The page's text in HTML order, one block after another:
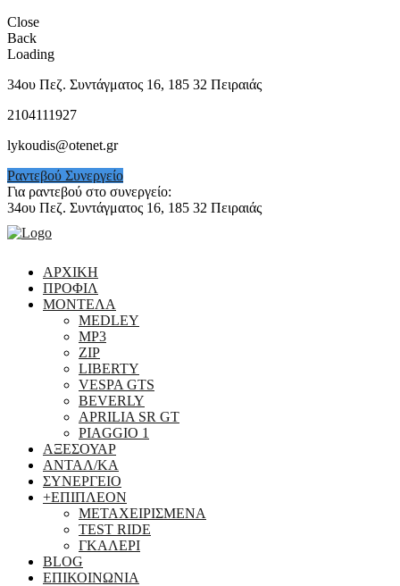
Close
Back
Loading
34ου Πεζ. Συντάγματος 16, 185 32 Πειραιάς
2104111927
lykoudis@otenet.gr
Ραντεβού Συνεργείο
Για ραντεβού στο συνεργείο:
34ου Πεζ. Συντάγματος 16, 185 32 Πειραιάς
ΑΡΧΙΚΗ
ΠΡΟΦΙΛ
ΜΟΝΤΕΛΑ
MEDLEY
MP3
ZIP
LIBERTY
VESPA GTS
BEVERLY
APRILIA SR GT
PIAGGIO 1
ΑΞΕΣΟΥΑΡ
ΑΝΤΑΛ/ΚΑ
ΣΥΝΕΡΓΕΙΟ
+ΕΠΙΠΛΕΟΝ
ΜΕΤΑΧΕΙΡΙΣΜΕΝΑ
TEST RIDE
ΓΚΑΛΕΡΙ
BLOG
ΕΠΙΚΟΙΝΩΝΙΑ